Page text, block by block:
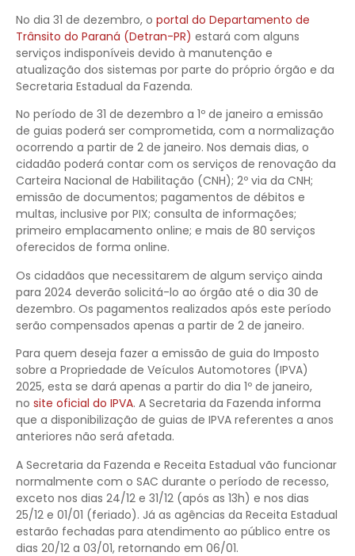
No dia 31 de dezembro, o portal do Departamento de
Trânsito do Paraná (Detran-PR) estará com alguns
serviços indisponíveis devido à manutenção e
atualização dos sistemas por parte do próprio órgão e da
Secretaria Estadual da Fazenda.
No período de 31 de dezembro a 1º de janeiro a emissão
de guias poderá ser comprometida, com a normalização
ocorrendo a partir de 2 de janeiro. Nos demais dias, o
cidadão poderá contar com os serviços de renovação da
Carteira Nacional de Habilitação (CNH); 2º via da CNH;
emissão de documentos; pagamentos de débitos e
multas, inclusive por PIX; consulta de informações;
primeiro emplacamento online; e mais de 80 serviços
oferecidos de forma online.
Os cidadãos que necessitarem de algum serviço ainda
para 2024 deverão solicitá-lo ao órgão até o dia 30 de
dezembro. Os pagamentos realizados após este período
serão compensados apenas a partir de 2 de janeiro.
Para quem deseja fazer a emissão de guia do Imposto
sobre a Propriedade de Veículos Automotores (IPVA)
2025, esta se dará apenas a partir do dia 1º de janeiro,
no site oficial do IPVA. A Secretaria da Fazenda informa
que a disponibilização de guias de IPVA referentes a anos
anteriores não será afetada.
A Secretaria da Fazenda e Receita Estadual vão funcionar
normalmente com o SAC durante o período de recesso,
exceto nos dias 24/12 e 31/12 (após as 13h) e nos dias
25/12 e 01/01 (feriado). Já as agências da Receita Estadual
estarão fechadas para atendimento ao público entre os
dias 20/12 a 03/01, retornando em 06/01.